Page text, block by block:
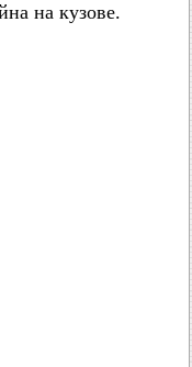
на кузове.